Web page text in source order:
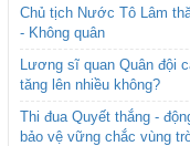
Chủ tịch Nước Tô Lâm
- Không quân
Lương sĩ quan Quân đội
tăng lên nhiều không?
Thi đua Quyết thắng -
bảo vệ vững chắc vùng